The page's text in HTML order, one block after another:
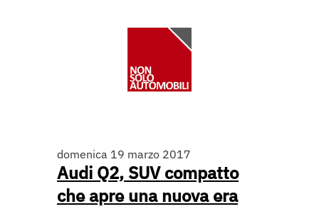
domenica 19 marzo 2017
Audi Q2, SUV compatto
che apre una nuova era